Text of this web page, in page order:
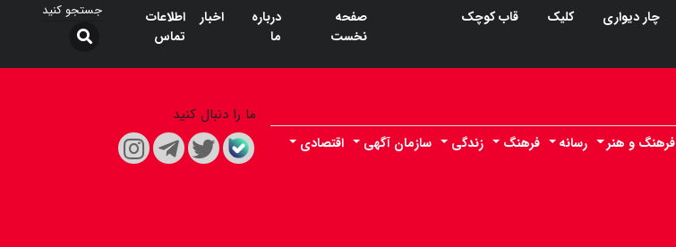
چار دیواری کلیک
قاب کوچک
صفحه
نخست
درباره
ما
اخبار
اطلاعات
تماس
فرهنگ و هنر رسانه فرهنگ زندگی سازمان آگهی
اقتصادی
ما را دنبال کنید